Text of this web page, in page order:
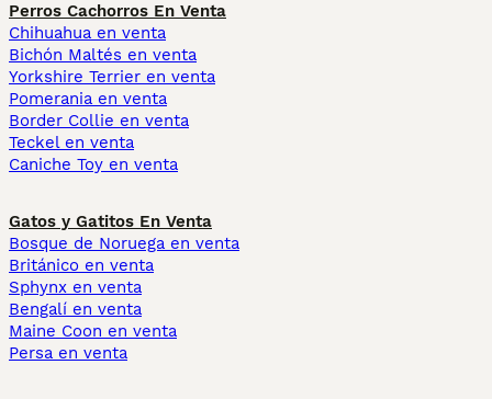
Perros Cachorros En Venta
Chihuahua en venta
Bichón Maltés en venta
Yorkshire Terrier en venta
Pomerania en venta
Border Collie en venta
Teckel en venta
Caniche Toy en venta
Gatos y Gatitos En Venta
Bosque de Noruega en venta
Británico en venta
Sphynx en venta
Bengalí en venta
Maine Coon en venta
Persa en venta